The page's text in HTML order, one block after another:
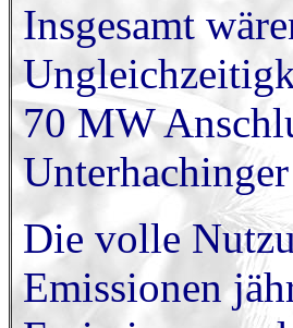
Insgesamt
70 MW
Die volle
Emissionen